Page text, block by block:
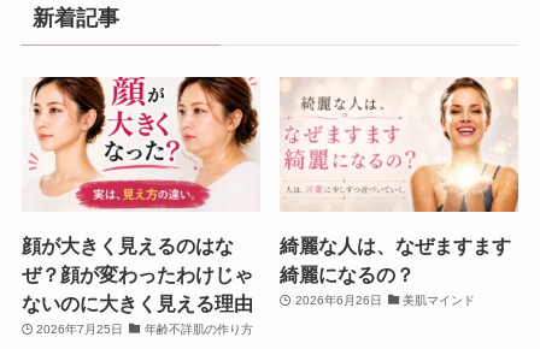
新着記事
顔が大きく見えるのはな
ぜ？顔が変わったわけじゃ
ないのに大きく見える理由
2026年7月25日 年齢不詳肌の作り方
綺麗な人は、なぜますます
綺麗になるの？
2026年6月26日 美肌マインド